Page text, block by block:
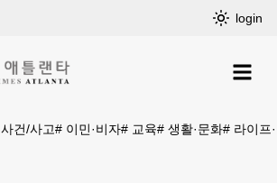
login
사건/사고# 이민·비자# 교육# 생활·문화# 라이프